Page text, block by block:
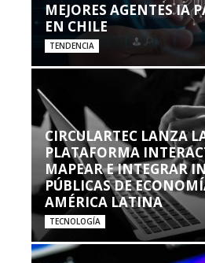
MEJORES AGENTES IA
EN CHILE
TENDENCIA
CIRCULARTEC LANZA
PLATAFORMA
MAPEAR E INTEGRAR
PÚBLICAS DE
AMÉRICA LATINA
TECNOLOGÍA